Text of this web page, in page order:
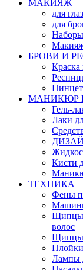
МАКИЯЖ
для
для
Наборы
БРОВИ И
Краска
МАНИКЮР
Гель-
Лаки
Кисти
ТЕХНИКА
Фены
Щипцы
волос
Щипцы
Лампы